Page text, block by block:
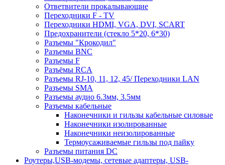
Ответвители прокалывающие
Переходники F - TV
Переходники HDMI, VGA, DVI, SCART
Предохранители (стекло 5*20, 6*30)
Разъемы "Крокодил"
Разъемы BNC
Разъемы F
Разъёмы RCA
Разъемы RJ-10, 11, 12, 45/ Переходники LAN
Разъемы SMA
Разъемы аудио 6.3мм, 3.5мм
Разъемы кабельные
Наконечники и гильзы кабельные силовые
Наконечники изолированные
Наконечники неизолированные
Термоусаживаемые гильзы под пайку
Разъемы питания DC
Роутеры,USB-модемы, сетевые адаптеры, USB-